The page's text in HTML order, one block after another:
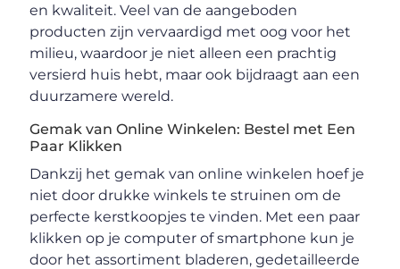
en kwaliteit. Veel van de aangeboden
producten zijn vervaardigd met oog voor het
milieu, waardoor je niet alleen een prachtig
versierd huis hebt, maar ook bijdraagt aan een
duurzamere wereld.
Gemak van Online Winkelen: Bestel met Een
Paar Klikken
Dankzij het gemak van online winkelen hoef je
niet door drukke winkels te struinen om de
perfecte kerstkoopjes te vinden. Met een paar
klikken op je computer of smartphone kun je
door het assortiment bladeren, gedetailleerde